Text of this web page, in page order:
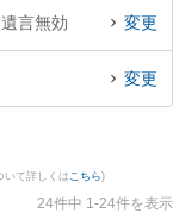
士に相談したい』『遺
索したい』『初回相談無
に相談予約したい』な
言無効 変更
変更
いて詳しくは こちら)
24件中 1-24件を表示